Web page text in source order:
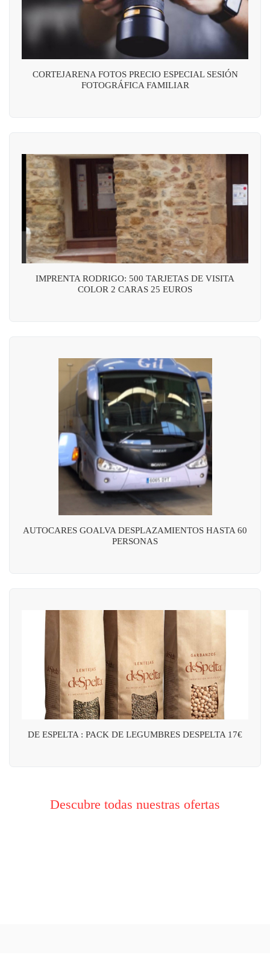
CORTEJARENA FOTOS PRECIO ESPECIAL SESIÓN
FOTOGRÁFICA FAMILIAR
IMPRENTA RODRIGO: 500 TARJETAS DE VISITA
COLOR 2 CARAS 25 EUROS
AUTOCARES GOALVA DESPLAZAMIENTOS HASTA 60
PERSONAS
DE ESPELTA : PACK DE LEGUMBRES DESPELTA 17€
Descubre todas nuestras ofertas